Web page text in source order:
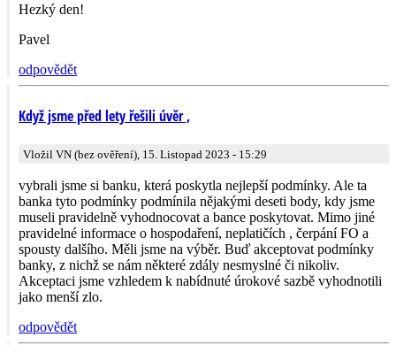
Hezký den!
Pavel
odpovědět
Když jsme před lety řešili úvěr ,
Vložil VN (bez ověření), 15. Listopad 2023 - 15:29
vybrali jsme si banku, která poskytla nejlepší podmínky. Ale ta
banka tyto podmínky podmínila nějakými deseti body, kdy jsme
museli pravidelně vyhodnocovat a bance poskytovat. Mimo jiné
pravidelné informace o hospodaření, neplatičích , čerpání FO a
spousty dalšího. Měli jsme na výběr. Buď akceptovat podmínky
banky, z nichž se nám některé zdály nesmyslné či nikoliv.
Akceptaci jsme vzhledem k nabídnuté úrokové sazbě vyhodnotili
jako menší zlo.
odpovědět